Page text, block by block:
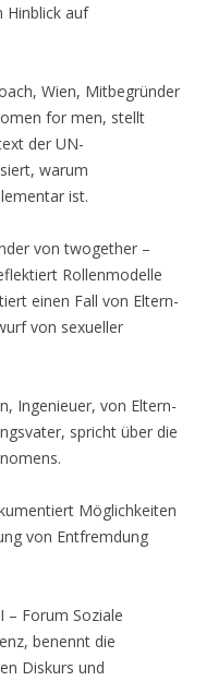
Hinblick auf
Wien, Mitbegründer
for men, stellt
der UN-
warum
ist.
von twogether –
Rollenmodelle
einen Fall von Eltern-
von sexueller
Ingenieuer, von Eltern-
spricht über die
Möglichkeiten
von Entfremdung
– Forum Soziale
benennt die
Diskurs und